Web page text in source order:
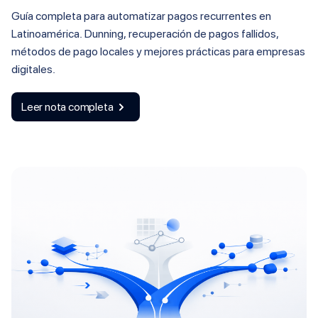
Guía completa para automatizar pagos recurrentes en
Latinoamérica. Dunning, recuperación de pagos fallidos,
métodos de pago locales y mejores prácticas para empresas
digitales.
Leer nota completa